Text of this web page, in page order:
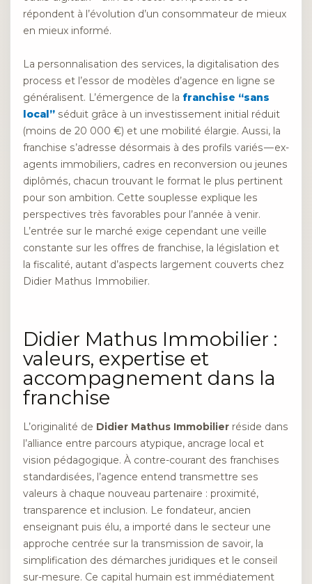
répondent à l’évolution d’un consommateur de mieux
en mieux informé.
La personnalisation des services, la digitalisation des
process et l’essor de modèles d’agence en ligne se
généralisent. L’émergence de la franchise “sans
local” séduit grâce à un investissement initial réduit
(moins de 20 000 €) et une mobilité élargie. Aussi, la
franchise s’adresse désormais à des profils variés — ex-
agents immobiliers, cadres en reconversion ou jeunes
diplômés, chacun trouvant le format le plus pertinent
pour son ambition. Cette souplesse explique les
perspectives très favorables pour l’année à venir.
L’entrée sur le marché exige cependant une veille
constante sur les offres de franchise, la législation et
la fiscalité, autant d’aspects largement couverts chez
Didier Mathus Immobilier.
Didier Mathus Immobilier :
valeurs, expertise et
accompagnement dans la
franchise
L’originalité de Didier Mathus Immobilier réside dans
l’alliance entre parcours atypique, ancrage local et
vision pédagogique. À contre-courant des franchises
standardisées, l’agence entend transmettre ses
valeurs à chaque nouveau partenaire : proximité,
transparence et inclusion. Le fondateur, ancien
enseignant puis élu, a importé dans le secteur une
approche centrée sur la transmission de savoir, la
simplification des démarches juridiques et le conseil
sur-mesure. Ce capital humain est immédiatement